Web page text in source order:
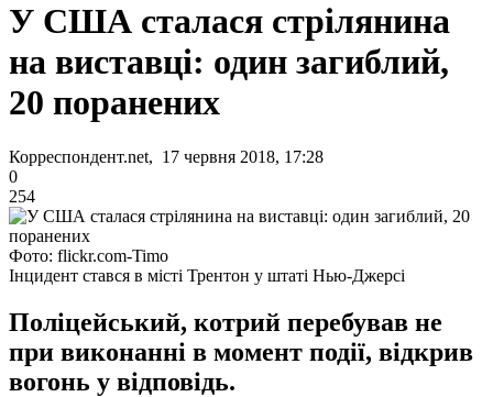
У США сталася стрілянина
на виставці: один загиблий,
20 поранених
Корреспондент.net, 17 червня 2018, 17:28
0
254
Фото: flickr.com-Timo
Інцидент стався в місті Трентон у штаті Нью-Джерсі
Поліцейський, котрий перебував не
при виконанні в момент події, відкрив
вогонь у відповідь.